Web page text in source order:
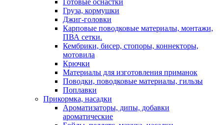
Готовые оснастки
Груза, кормушки
Джиг-головки
Карповые поводковые материалы, монтажи,
ПВА сетки.
Кембрики, бисер, стопоры, коннекторы,
мотовила
Крючки
Материалы для изготовления приманок
Поводки, поводковые материалы, гильзы
Поплавки
Прикормка, насадки
Ароматизаторы, дипы, добавки
ароматические